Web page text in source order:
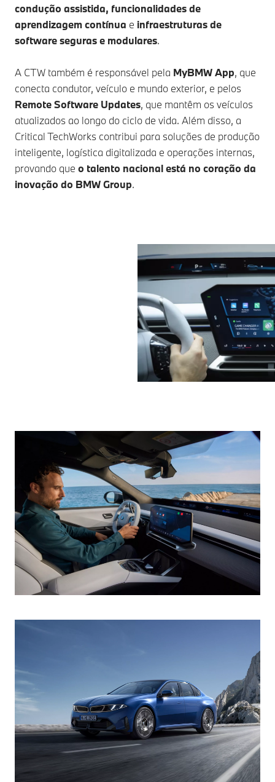
condução assistida, funcionalidades de
aprendizagem contínua e infraestruturas de
software seguras e modulares.
A CTW também é responsável pela MyBMW App, que
conecta condutor, veículo e mundo exterior, e pelos
Remote Software Updates, que mantêm os veículos
atualizados ao longo do ciclo de vida. Além disso, a
Critical TechWorks contribui para soluções de produção
inteligente, logística digitalizada e operações internas,
provando que o talento nacional está no coração da
inovação do BMW Group.